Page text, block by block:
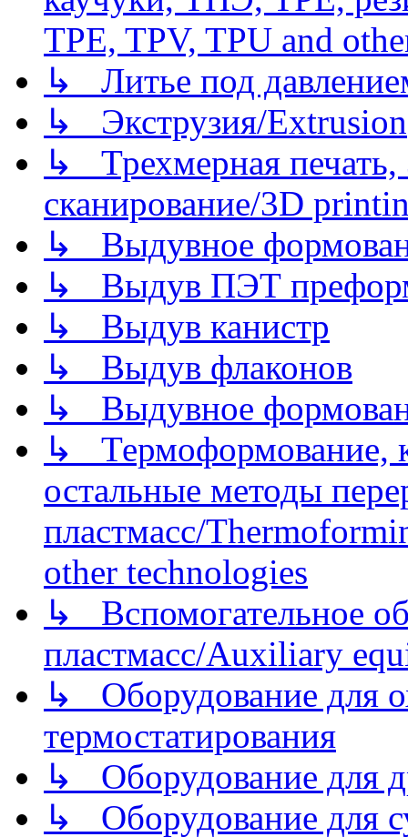
TPE, TPV, TPU and
↳ Литье под
↳ Экструзия/Extrusion
↳ Трехмерная
сканирование/3D
↳ Выдувное
↳ Выдув ПЭТ
↳ Выдув канистр
↳ Выдув флаконов
↳ Выдувное
↳ Термоформование,
остальные методы
пластмасс/
other technologies
↳ Вспомогательное
пластмасс/Auxiliary
↳ Оборудование для
термостатирования
↳ Оборудование для
↳ Оборудование для